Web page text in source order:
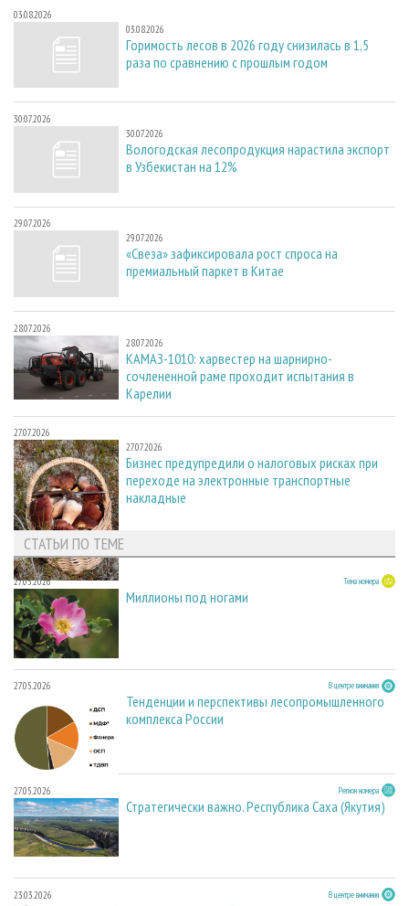
03.08.2026
03.08.2026
Горимость лесов в 2026 году снизилась в 1,5
раза по сравнению с прошлым годом
30.07.2026
30.07.2026
Вологодская лесопродукция нарастила экспорт
в Узбекистан на 12%
29.07.2026
29.07.2026
«Свеза» зафиксировала рост спроса на
премиальный паркет в Китае
28.07.2026
28.07.2026
КАМАЗ-1010: харвестер на шарнирно-
сочлененной раме проходит испытания в
Карелии
27.07.2026
27.07.2026
Бизнес предупредили о налоговых рисках при
переходе на электронные транспортные
накладные
СТАТЬИ ПО ТЕМЕ
27.05.2026 Тема номера
Миллионы под ногами
27.05.2026 В центре внимания
Тенденции и перспективы лесопромышленного
комплекса России
27.05.2026 Регион номера
Стратегически важно. Республика Саха (Якутия)
23.03.2026 В центре внимания